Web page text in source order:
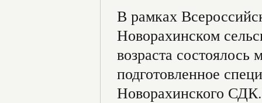
В рамках
Новорахинском
возраста состоялось
подготовленное
Новорахинского СДК.